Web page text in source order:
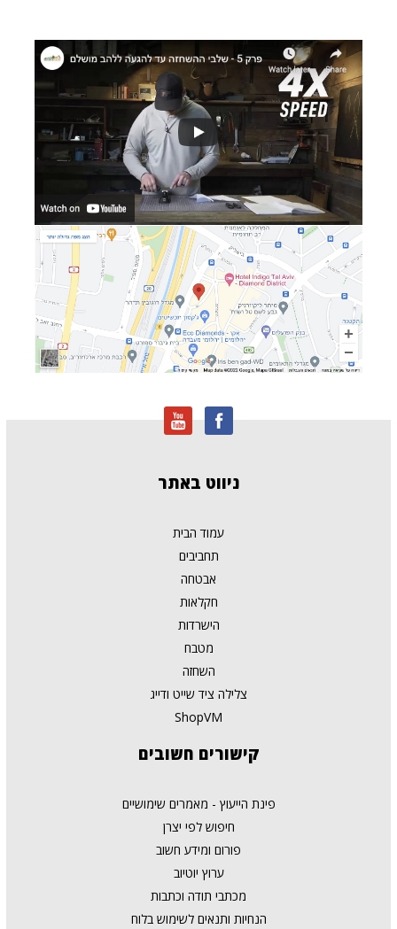
ניווט באתר
עמוד הבית
תחביבים
אבטחה
חקלאות
הישרדות
מטבח
השחזה
צלילה ציד שייט ודייג
ShopVM
קישורים חשובים
פינת הייעוץ - מאמרים שימושיים
חיפוש לפי יצרן
פורום ומידע חשוב
ערוץ יוטיוב
מכתבי תודה וכתבות
הנחיות ותנאים לשימוש בלוח